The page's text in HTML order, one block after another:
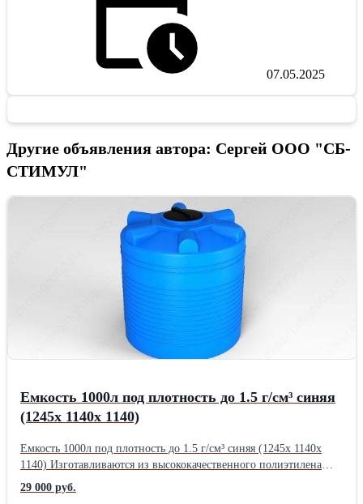
07.05.2025
Другие объявления автора: Сергей ООО "СБ-
СТИМУЛ"
Емкость 1000л под плотность до 1.5 г/см³ синяя
(1245х 1140х 1140)
Емкость 1000л под плотность до 1.5 г/см³ синяя (1245х 1140х
1140) Изготавливаются из высококачественного полиэтилена
или полипропилена, Емкости пластиковые предназначены для
хранения широкого спектра, как пищевых, так и непищевых
29 000 руб.